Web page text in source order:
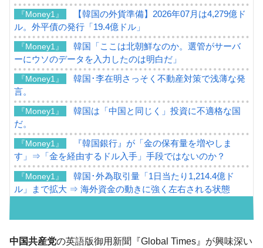
『Money1』
【韓国の外貨準備】2026年07月は4,279億ド
ル。外平債の発行「19.4億ドル」
『Money1』
韓国「ここは北朝鮮なのか。選管がサーバ
ーにウソのデータを入力したのは明白だ」
『Money1』
韓国･李在明さっそく不動産対策で浅薄な発
言。
『Money1』
韓国は「中国と同じく」投資に不適格な国
だ。
『Money1』
『韓国銀行』が「金の保有量を増やしま
す」⇒「金を経由するドル入手」手段ではないのか？
『Money1』
韓国･外為取引量「1日当たり1,214.4億ド
ル」まで拡大 ⇒ 海外資金の動きに強く左右される状態
い「50.5％」に上昇
『Money1』
韓国大統領府ボンクラ政策室長が告発され
中国共産党の英語版御用新聞『Global Times』が興味深い